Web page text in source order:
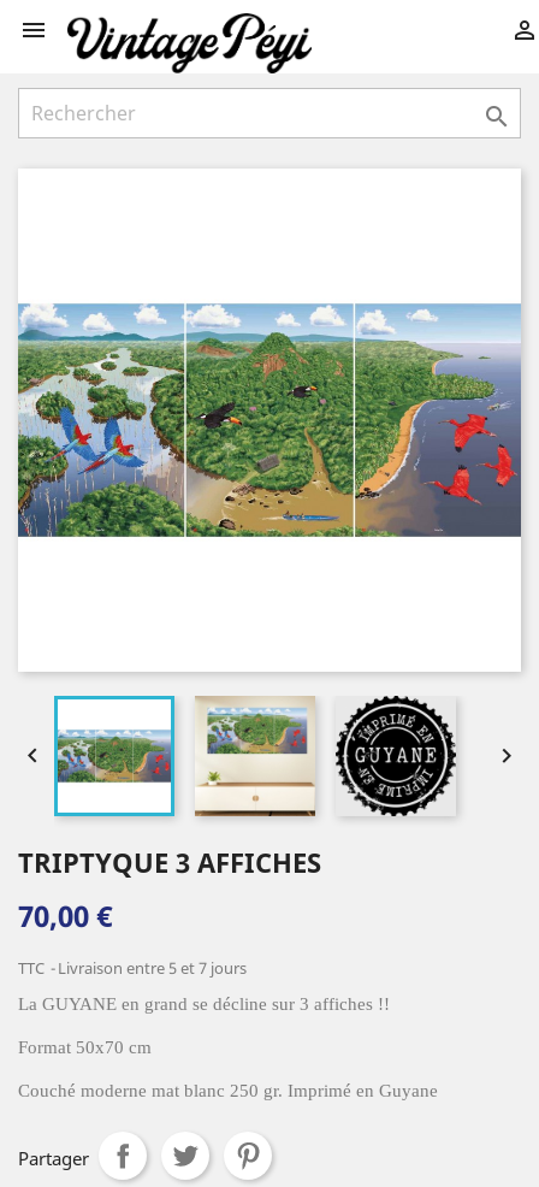
 

 
TRIPTYQUE 3 AFFICHES
70,00 €
TTC Livraison entre 5 et 7 jours
La GUYANE en grand se décline sur 3 affiches !!
Format 50x70 cm
Couché moderne mat blanc 250 gr. Imprimé en Guyane
Partager